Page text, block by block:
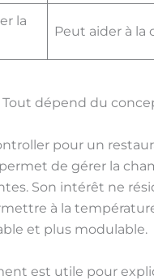
la
Peut aider à la
dépend du
pour un
de gérer la
Son intérêt ne
à la
et plus modulable.
est utile pour